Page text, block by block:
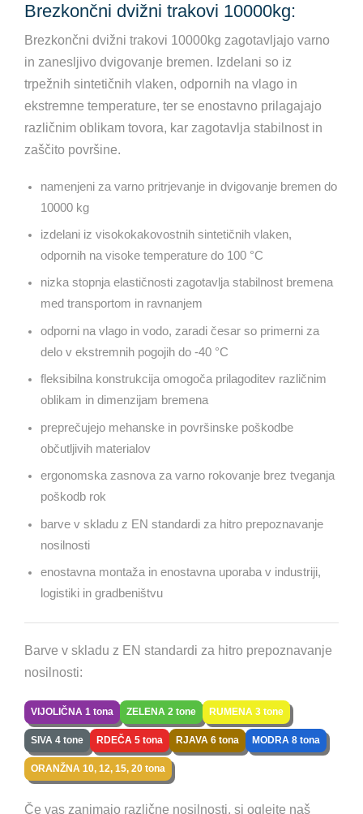
Brezkončni dvižni trakovi 10000kg:
Brezkončni dvižni trakovi 10000kg zagotavljajo varno
in zanesljivo dvigovanje bremen. Izdelani so iz
trpežnih sintetičnih vlaken, odpornih na vlago in
ekstremne temperature, ter se enostavno prilagajajo
različnim oblikam tovora, kar zagotavlja stabilnost in
zaščito površine.
namenjeni za varno pritrjevanje in dvigovanje bremen do
10000 kg
izdelani iz visokokakovostnih sintetičnih vlaken,
odpornih na visoke temperature do 100 °C
nizka stopnja elastičnosti zagotavlja stabilnost bremena
med transportom in ravnanjem
odporni na vlago in vodo, zaradi česar so primerni za
delo v ekstremnih pogojih do -40 °C
fleksibilna konstrukcija omogoča prilagoditev različnim
oblikam in dimenzijam bremena
preprečujejo mehanske in površinske poškodbe
občutljivih materialov
ergonomska zasnova za varno rokovanje brez tveganja
poškodb rok
barve v skladu z EN standardi za hitro prepoznavanje
nosilnosti
enostavna montaža in enostavna uporaba v industriji,
logistiki in gradbeništvu
Barve v skladu z EN standardi za hitro prepoznavanje
nosilnosti:
VIJOLIČNA 1 tona ZELENA 2 tone RUMENA 3 tone
SIVA 4 tone RDEČA 5 tona RJAVA 6 tona MODRA 8 tona
ORANŽNA 10, 12, 15, 20 tona
Če vas zanimajo različne nosilnosti, si oglejte naš